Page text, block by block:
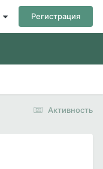
Регистрация
Активность